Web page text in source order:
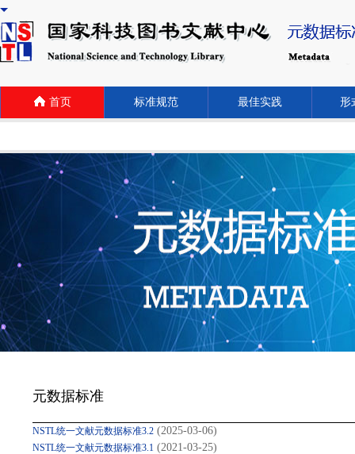
首页 标准规范 最佳实践 形
元数据标准
NSTL统一文献元数据标准3.2 (2025-03-06)
NSTL统一文献元数据标准3.1 (2021-03-25)